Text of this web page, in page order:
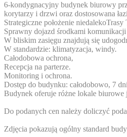
6-kondygnacyjny budynek biurowy
korytarzy i drzwi oraz dostosowana
Strategiczne położenie niedalekoTrasy
Sprawny dojazd środkami
W bliskim zasięgu znajdują się
W standardzie: klimatyzacja, windy.
Całodobowa ochrona,
Recepcja na parterze.
Monitoring i ochrona.
Dostęp do budynku: całodobowo, 7
Budynek oferuje różne lokale biurowe
Do podanych cen należy doliczyć
Zdjęcia pokazują ogólny standard